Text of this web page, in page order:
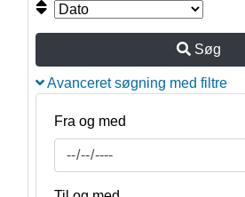
Søg
Avanceret søgning med filtre
Fra og med